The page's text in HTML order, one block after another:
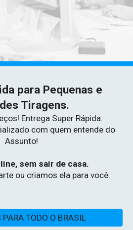
para Pequenas e
Tiragens.
Entrega Super Rápida.
com quem entende do
Assunto!
sem sair de casa.
ou criamos ela para você.
TODO O BRASIL